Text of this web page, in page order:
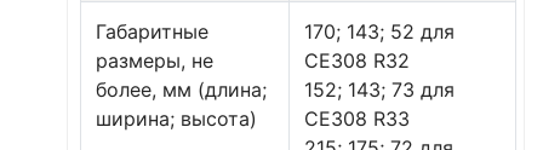
Габаритные
размеры, не
более, мм (длина;
ширина; высота)
170; 143; 52 для
СЕ308 R32
152; 143; 73 для
СЕ308 R33